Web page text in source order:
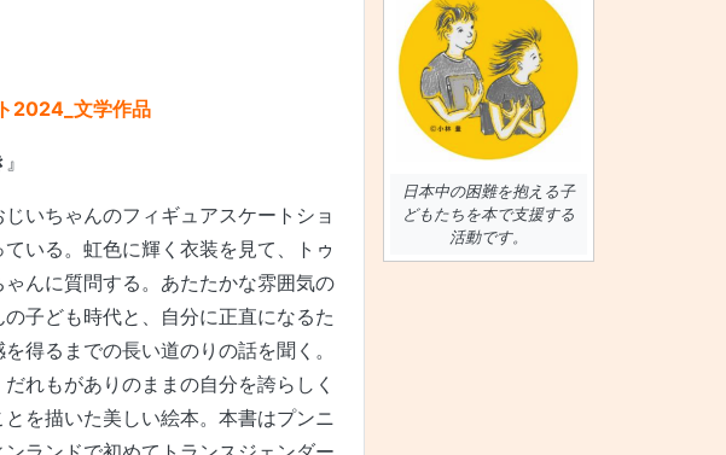
2024_文学作品
』
じいちゃんのフィギュアスケートショ
いる。虹色に輝く衣装を見て、トゥ
んに質問する。あたたかな雰囲気の
子ども時代と、自分に正直になるた
得るまでの長い道のりの話を聞く。
れもがありのままの自分を誇らしく
を描いた美しい絵本。本書はプンニ
日本中の困難を抱える子
どもたちを本で支援する
活動です。